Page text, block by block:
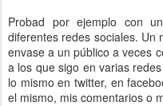
Probad por ejemplo con
diferentes redes sociales. Un
envase a un público a veces
a los que sigo en varias
lo mismo en twitter, en
el mismo, mis comentarios o